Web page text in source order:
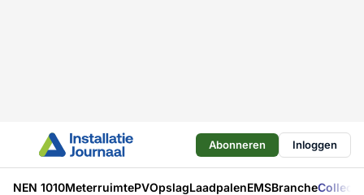
Abonneren Inloggen
NEN 1010MeterruimtePVOpslagLaadpalenEMSBranche